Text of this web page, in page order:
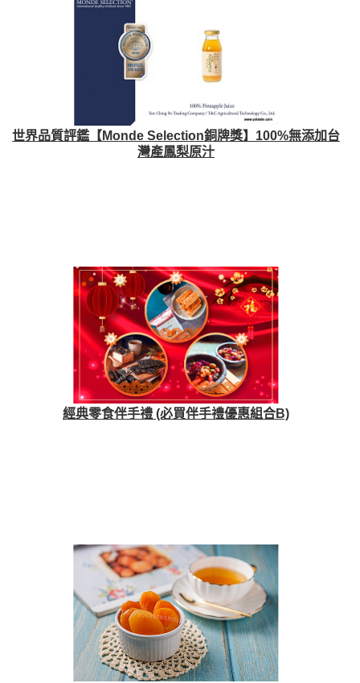
世界品質評鑑【Monde Selection銅牌獎】100%無添加台
灣產鳳梨原汁
經典零食伴手禮 (必買伴手禮優惠組合B)